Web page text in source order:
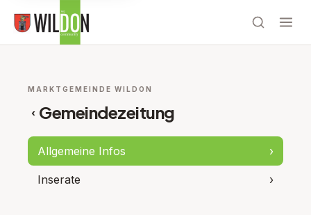
MARKTGEMEINDE WILDON
‹ Gemeindezeitung
Allgemeine Infos ›
Inserate ›